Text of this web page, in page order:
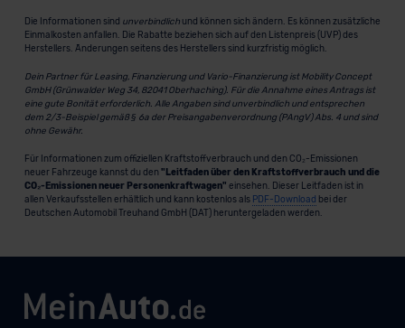
Die Informationen sind unverbindlichund können sich ändern. Es können zusätzliche
Einmalkosten anfallen. Die Rabatte beziehen sich auf den Listenpreis (UVP) des
Herstellers. Änderungen seitens des Herstellers sind kurzfristig möglich.
Dein Partner für Leasing, Finanzierung und Vario-Finanzierung ist Mobility Concept
GmbH (Grünwalder Weg 34, 82041 Oberhaching). Für die Annahme eines Antrags ist
eine gute Bonität erforderlich. Alle Angaben sind unverbindlich und entsprechen
dem 2/3-Beispiel gemäß § 6a der Preisangabenverordnung (PAngV) Abs. 4 und sind
ohne Gewähr.
Für Informationen zum offiziellen Kraftstoffverbrauch und den CO₂-Emissionen
neuer Fahrzeuge kannst du den "Leitfaden über den Kraftstoffverbrauch und die
CO₂-Emissionen neuer Personenkraftwagen" einsehen. Dieser Leitfaden ist in
allen Verkaufsstellen erhältlich und kann kostenlos als PDF-Download bei der
Deutschen Automobil Treuhand GmbH (DAT) heruntergeladen werden.